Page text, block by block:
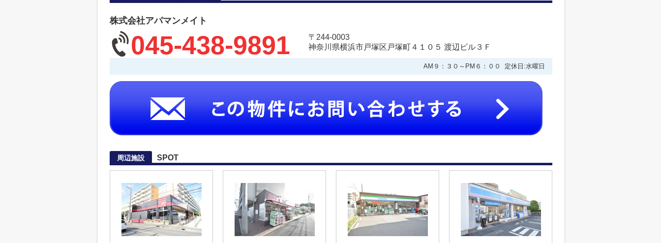
株式会社アパマンメイト
045-438-9891
〒244-0003
神奈川県横浜市戸塚区戸塚町４１０５ 渡辺ビル３Ｆ
AM９：３０～PM６：００ 定休日:水曜日
周辺施設 SPOT